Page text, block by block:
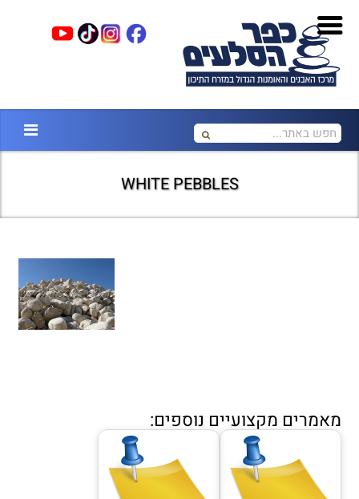
WHITE PEBBLES
מאמרים מקצועיים נוספים: